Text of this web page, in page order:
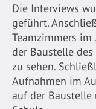
Die Interviews
geführt.
Teamzimmers im
der Baustelle
zu sehen.
Aufnahmen im
auf der Baustelle